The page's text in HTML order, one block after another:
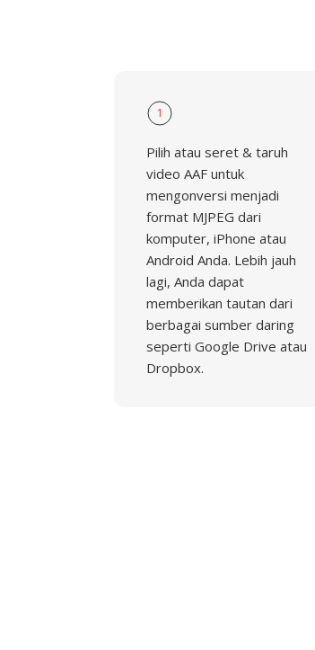
1
Pilih atau seret & taruh
video AAF untuk
mengonversi menjadi
format MJPEG dari
komputer, iPhone atau
Android Anda. Lebih jauh
lagi, Anda dapat
memberikan tautan dari
berbagai sumber daring
seperti Google Drive atau
Dropbox.